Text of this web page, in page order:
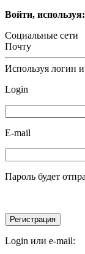
Войти, используя:
Социальные сети
Почту
Используя логин
Login
E-mail
Пароль будет
Login или e-mail: